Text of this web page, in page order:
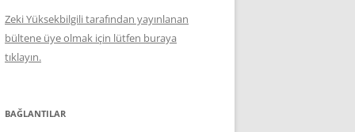
Zeki Yüksekbilgili tarafından yayınlanan
bültene üye olmak için lütfen buraya
tıklayın.
BAĞLANTILAR